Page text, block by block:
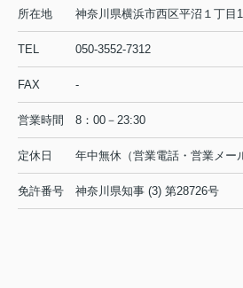
所在地 神奈川県横浜市西区平沼１丁
TEL 050-3552-7312
FAX -
営業時間 8：00－23:30
定休日 年中無休（営業電話・営業メー
免許番号 神奈川県知事 (3) 第28726号